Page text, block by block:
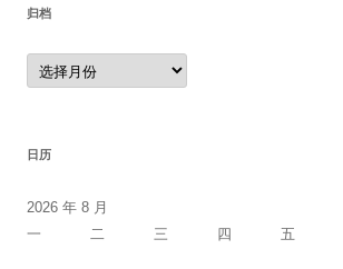
归档
归
档
日历
2026 年 8 月
一
二 三 四 五